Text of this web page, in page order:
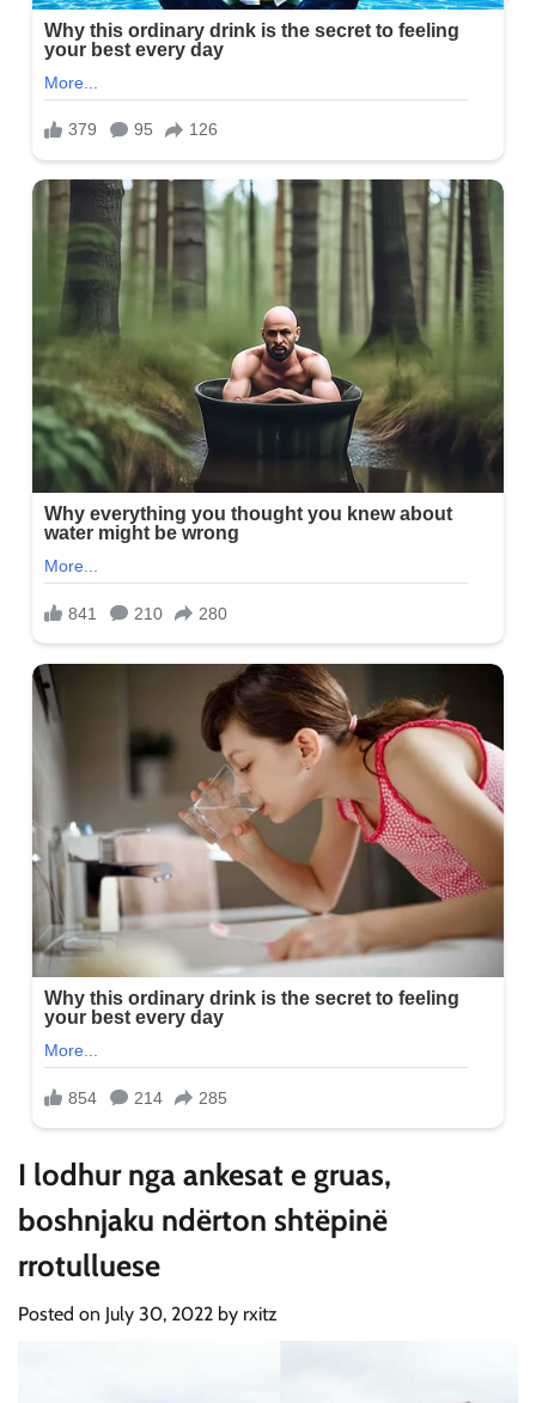
I lodhur nga ankesat e gruas,
boshnjaku ndërton shtëpinë
rrotulluese
Posted on July 30, 2022 by rxitz